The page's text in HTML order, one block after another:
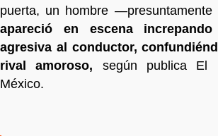
puerta, un hombre
apareció en escena
agresiva al conductor,
rival amoroso, según publica El
México.